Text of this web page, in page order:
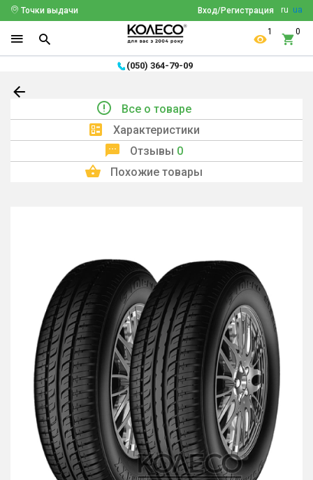
ru ua
Вход/Регистрация
Точки выдачи
1 0
(050) 364-79-09
Все о товаре
Характеристики
Отзывы 0
Похожие товары